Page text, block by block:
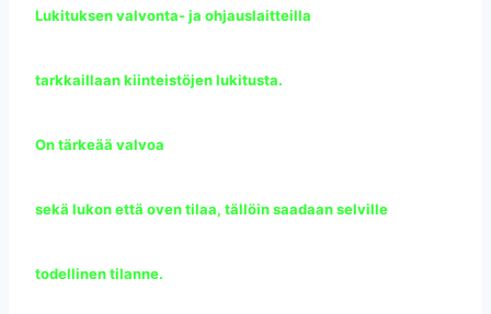
Lukituksen valvonta- ja ohjauslaitteilla
tarkkaillaan kiinteistöjen lukitusta.
On tärkeää valvoa
sekä lukon että oven tilaa, tällöin saadaan selville
todellinen tilanne.